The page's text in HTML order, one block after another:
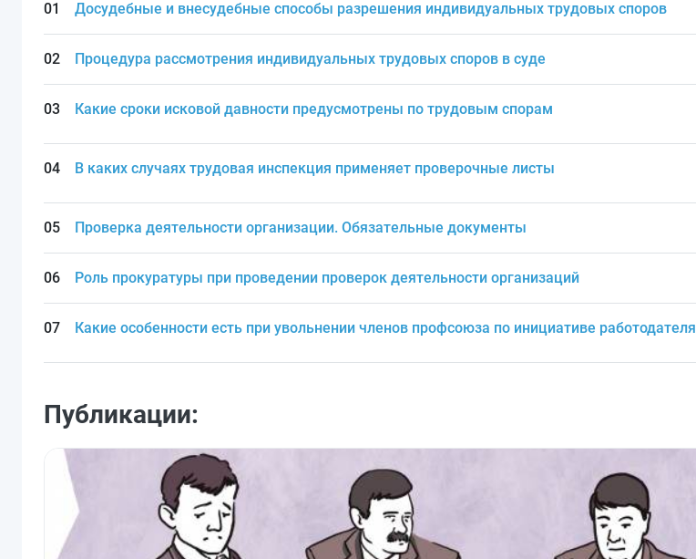
Досудебные и внесудебные способы разрешения индивидуальных трудовых споров
Процедура рассмотрения индивидуальных трудовых споров в суде
Какие сроки исковой давности предусмотрены по трудовым спорам
В каких случаях трудовая инспекция применяет проверочные листы
Проверка деятельности организации. Обязательные документы
Роль прокуратуры при проведении проверок деятельности организаций
Какие особенности есть при увольнении членов профсоюза по инициативе работодателя
Публикации: